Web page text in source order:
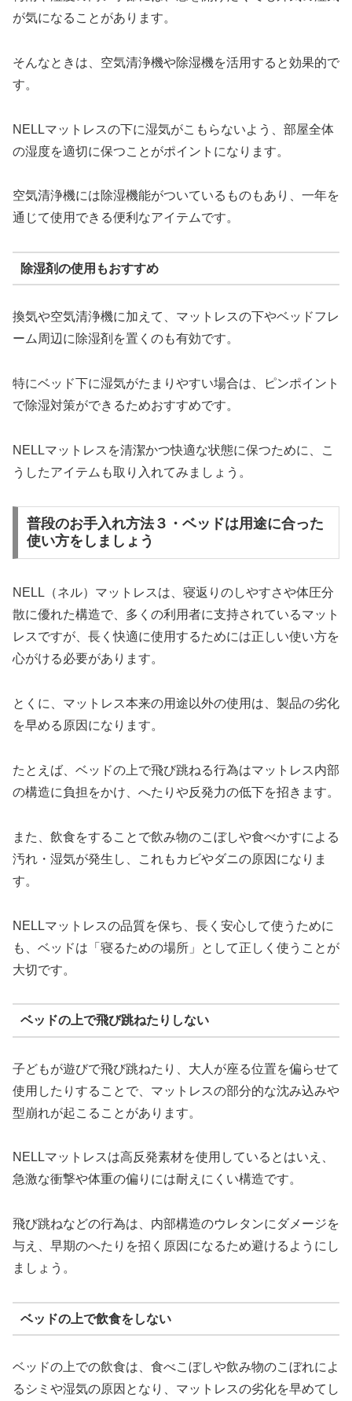
が気になることがあります。
そんなときは、空気清浄機や除湿機を活用すると効果的で
す。
NELLマットレスの下に湿気がこもらないよう、部屋全体
の湿度を適切に保つことがポイントになります。
空気清浄機には除湿機能がついているものもあり、一年を
通じて使用できる便利なアイテムです。
除湿剤の使用もおすすめ
換気や空気清浄機に加えて、マットレスの下やベッドフレ
ーム周辺に除湿剤を置くのも有効です。
特にベッド下に湿気がたまりやすい場合は、ピンポイント
で除湿対策ができるためおすすめです。
NELLマットレスを清潔かつ快適な状態に保つために、こ
うしたアイテムも取り入れてみましょう。
普段のお手入れ方法３・ベッドは用途に合った
使い方をしましょう
NELL（ネル）マットレスは、寝返りのしやすさや体圧分
散に優れた構造で、多くの利用者に支持されているマット
レスですが、長く快適に使用するためには正しい使い方を
心がける必要があります。
とくに、マットレス本来の用途以外の使用は、製品の劣化
を早める原因になります。
たとえば、ベッドの上で飛び跳ねる行為はマットレス内部
の構造に負担をかけ、へたりや反発力の低下を招きます。
また、飲食をすることで飲み物のこぼしや食べかすによる
汚れ・湿気が発生し、これもカビやダニの原因になりま
す。
NELLマットレスの品質を保ち、長く安心して使うために
も、ベッドは「寝るための場所」として正しく使うことが
大切です。
ベッドの上で飛び跳ねたりしない
子どもが遊びで飛び跳ねたり、大人が座る位置を偏らせて
使用したりすることで、マットレスの部分的な沈み込みや
型崩れが起こることがあります。
NELLマットレスは高反発素材を使用しているとはいえ、
急激な衝撃や体重の偏りには耐えにくい構造です。
飛び跳ねなどの行為は、内部構造のウレタンにダメージを
与え、早期のへたりを招く原因になるため避けるようにし
ましょう。
ベッドの上で飲食をしない
ベッドの上での飲食は、食べこぼしや飲み物のこぼれによ
るシミや湿気の原因となり、マットレスの劣化を早めてし